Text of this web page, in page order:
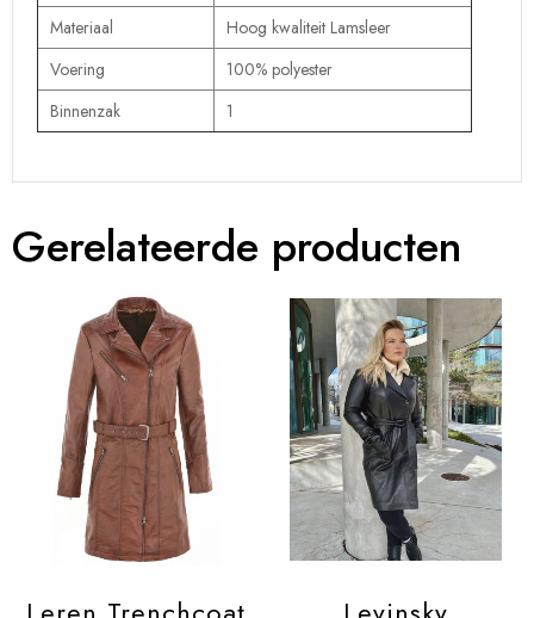
Materiaal
Hoog kwaliteit Lamsleer
Voering
100% polyester
Binnenzak
1
Gerelateerde producten